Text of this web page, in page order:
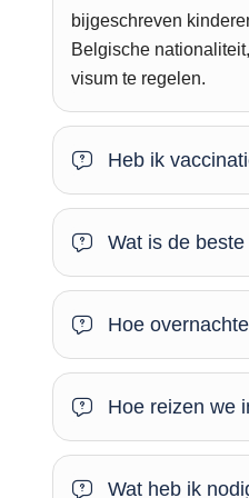
bijgeschreven
Belgische
visum te regelen.
Heb ik
Wat is de
Hoe
Hoe reizen we
Wat heb ik